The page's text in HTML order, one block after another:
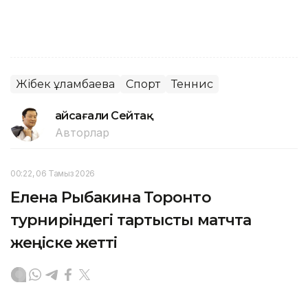
Жібек Құламбаева Спорт Теннис
Ғайсағали Сейтақ
Авторлар
00:22, 06 Тамыз 2026
Елена Рыбакина Торонто
турниріндегі тартысты матчта
жеңіске жетті